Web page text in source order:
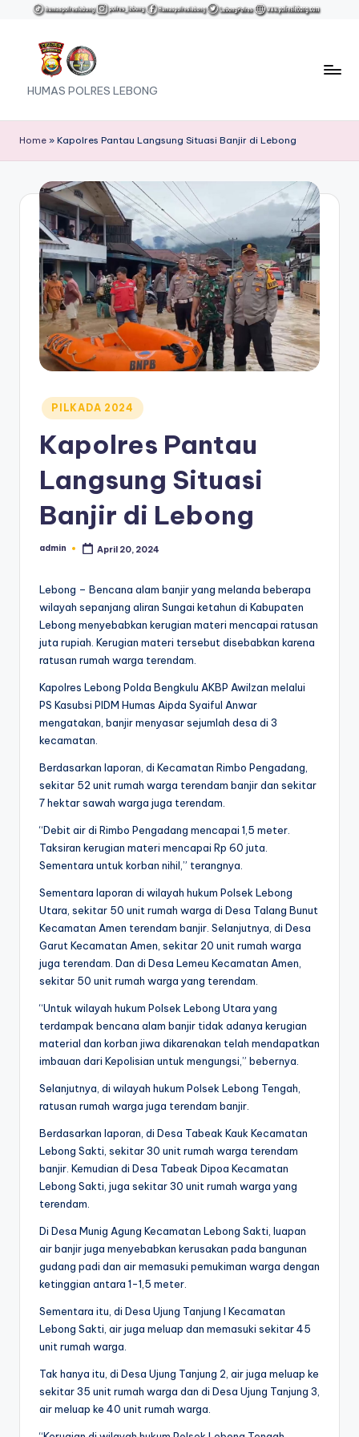
content
HUMAS POLRES LEBONG
Home » Kapolres Pantau Langsung Situasi Banjir di Lebong
Posted
in
PILKADA 2024
Kapolres Pantau
Langsung Situasi
Banjir di Lebong
Posted
admin April 20, 2024
Lebong – Bencana alam banjir yang melanda beberapa
wilayah sepanjang aliran Sungai ketahun di Kabupaten
Lebong menyebabkan kerugian materi mencapai ratusan
juta rupiah. Kerugian materi tersebut disebabkan karena
ratusan rumah warga terendam.
Kapolres Lebong Polda Bengkulu AKBP Awilzan melalui
PS Kasubsi PIDM Humas Aipda Syaiful Anwar
mengatakan, banjir menyasar sejumlah desa di 3
kecamatan.
Berdasarkan laporan, di Kecamatan Rimbo Pengadang,
sekitar 52 unit rumah warga terendam banjir dan sekitar
7 hektar sawah warga juga terendam.
“Debit air di Rimbo Pengadang mencapai 1,5 meter.
Taksiran kerugian materi mencapai Rp 60 juta.
Sementara untuk korban nihil,” terangnya.
Sementara laporan di wilayah hukum Polsek Lebong
Utara, sekitar 50 unit rumah warga di Desa Talang Bunut
Kecamatan Amen terendam banjir. Selanjutnya, di Desa
Garut Kecamatan Amen, sekitar 20 unit rumah warga
juga terendam. Dan di Desa Lemeu Kecamatan Amen,
sekitar 50 unit rumah warga yang terendam.
“Untuk wilayah hukum Polsek Lebong Utara yang
terdampak bencana alam banjir tidak adanya kerugian
material dan korban jiwa dikarenakan telah mendapatkan
imbauan dari Kepolisian untuk mengungsi,” bebernya.
Selanjutnya, di wilayah hukum Polsek Lebong Tengah,
ratusan rumah warga juga terendam banjir.
Berdasarkan laporan, di Desa Tabeak Kauk Kecamatan
Lebong Sakti, sekitar 30 unit rumah warga terendam
banjir. Kemudian di Desa Tabeak Dipoa Kecamatan
Lebong Sakti, juga sekitar 30 unit rumah warga yang
terendam.
Di Desa Munig Agung Kecamatan Lebong Sakti, luapan
air banjir juga menyebabkan kerusakan pada bangunan
gudang padi dan air memasuki pemukiman warga dengan
ketinggian antara 1-1,5 meter.
Sementara itu, di Desa Ujung Tanjung I Kecamatan
Lebong Sakti, air juga meluap dan memasuki sekitar 45
unit rumah warga.
Tak hanya itu, di Desa Ujung Tanjung 2, air juga meluap ke
sekitar 35 unit rumah warga dan di Desa Ujung Tanjung 3,
air meluap ke 40 unit rumah warga.